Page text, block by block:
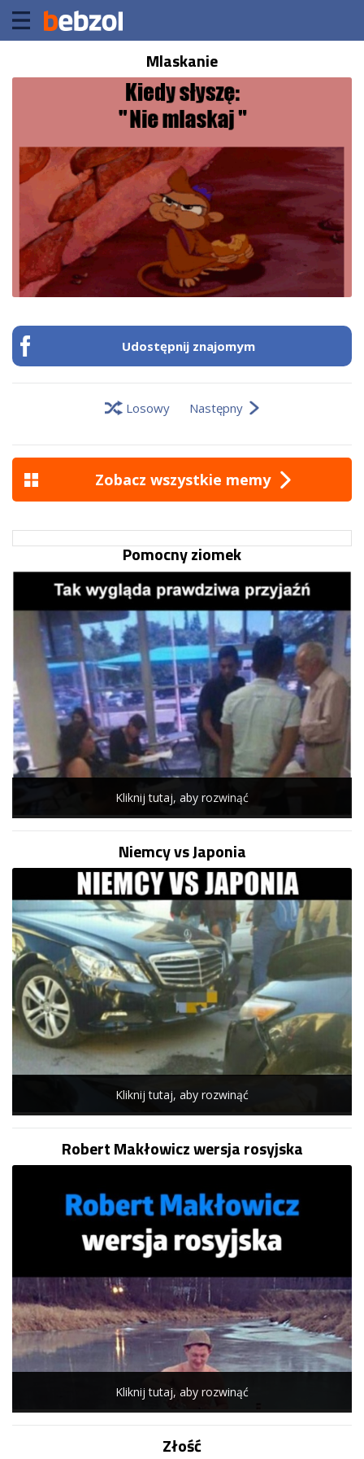
Mlaskanie
Udostępnij znajomym
Losowy Następny
Zobacz wszystkie memy
Pomocny ziomek
Kliknij tutaj, aby rozwinąć
Niemcy vs Japonia
Kliknij tutaj, aby rozwinąć
Robert Makłowicz wersja rosyjska
Kliknij tutaj, aby rozwinąć
Złość